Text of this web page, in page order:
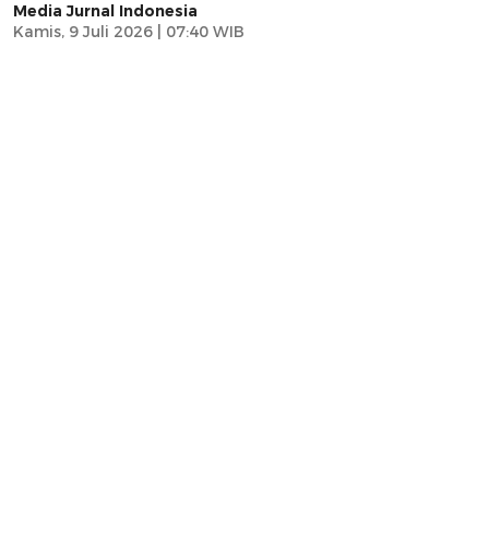
Media Jurnal Indonesia
Kamis, 9 Juli 2026 | 07:40 WIB